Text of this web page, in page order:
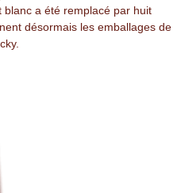
a été remplacé par huit
désormais les emballages de